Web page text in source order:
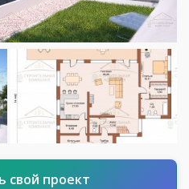
свой проект